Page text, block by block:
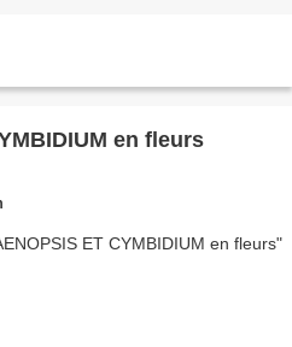
en fleurs